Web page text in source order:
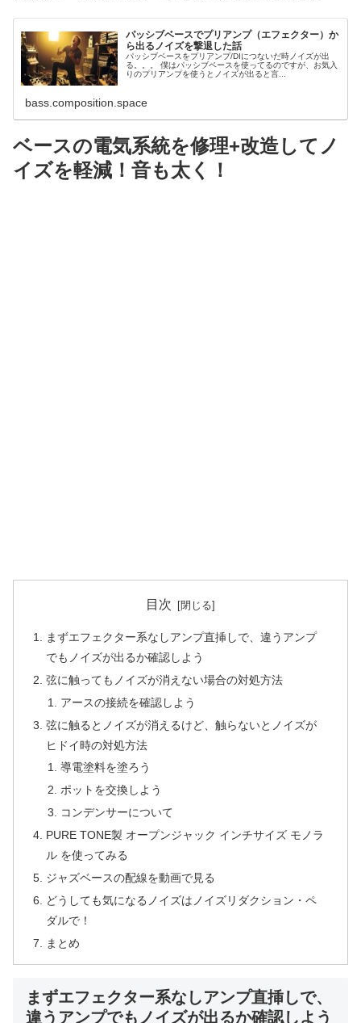
パッシブベースでプリアンプ（エフェクター）か
ら出るノイズを撃退した話
パッシブベースをプリアンプ/DIにつないだ時ノイズが出
る。。。 僕はパッシブベースを使ってるのですが、お気入
りのプリアンプを使うとノイズが出ると言...
bass.composition.space
ベースの電気系統を修理+改造してノ
イズを軽減！音も太く！
目次
まずエフェクター系なしアンプ直挿しで、違うアンプ
でもノイズが出るか確認しよう
弦に触ってもノイズが消えない場合の対処方法
アースの接続を確認しよう
弦に触るとノイズが消えるけど、触らないとノイズが
ヒドイ時の対処方法
導電塗料を塗ろう
ポットを交換しよう
コンデンサーについて
PURE TONE製 オープンジャック インチサイズ モノラ
ル を使ってみる
ジャズベースの配線を動画で見る
どうしても気になるノイズはノイズリダクション・ペ
ダルで！
まとめ
まずエフェクター系なしアンプ直挿しで、
違うアンプでもノイズが出るか確認しよう